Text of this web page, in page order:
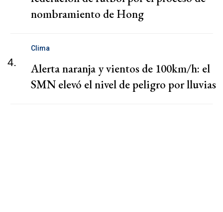
nombramiento de Hong
4.
Clima
Alerta naranja y vientos de 100km/h: el
SMN elevó el nivel de peligro por lluvias